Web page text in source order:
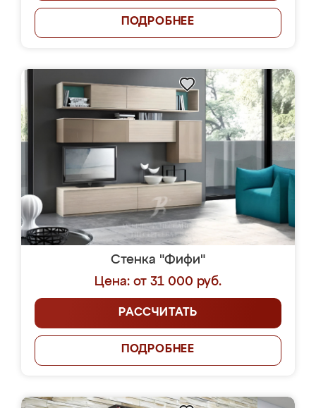
ПОДРОБНЕЕ
Стенка "Фифи"
Цена: от 31 000 руб.
РАССЧИТАТЬ
ПОДРОБНЕЕ